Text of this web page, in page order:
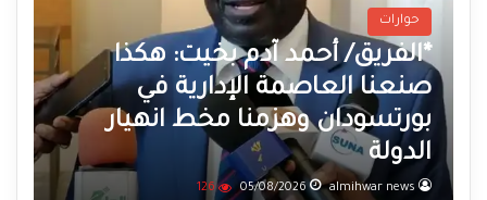
حوارات
*الفريق/ أحمد آدم بخيت: هكذا
صنعنا العاصمة الإدارية في
بورتسودان وهزمنا مخط انهيار
الدولة
almihwar news
05/08/2026
126